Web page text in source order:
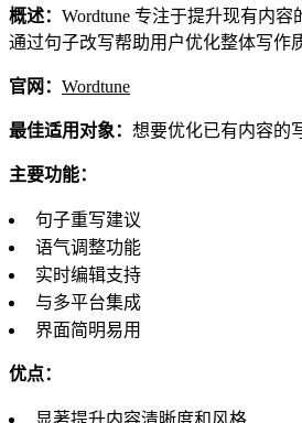
概述： Wordtune 专注于提升现有内容
通过句子改写帮助用户优化整体写作
官网： Wordtune
最佳适用对象： 想要优化已有内容的
主要功能：
句子重写建议
语气调整功能
实时编辑支持
与多平台集成
界面简明易用
优点：
显著提升内容清晰度和风格